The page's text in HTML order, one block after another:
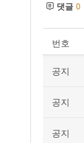
댓글 0
번호
공지
공지
공지